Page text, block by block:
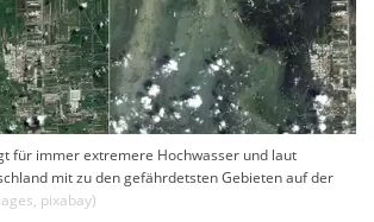
für immer extremere Hochwasser und laut
mit zu den gefährdetsten Gebieten auf der
, pixabay)